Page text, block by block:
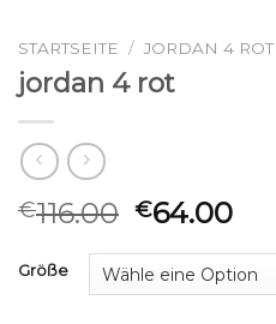
STARTSEITE / JORDAN 4 ROT
jordan 4 rot
€116.00 €64.00
Größe